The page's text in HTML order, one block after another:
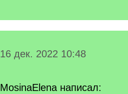
16 дек. 2022 10:48
MosinaElena написал: